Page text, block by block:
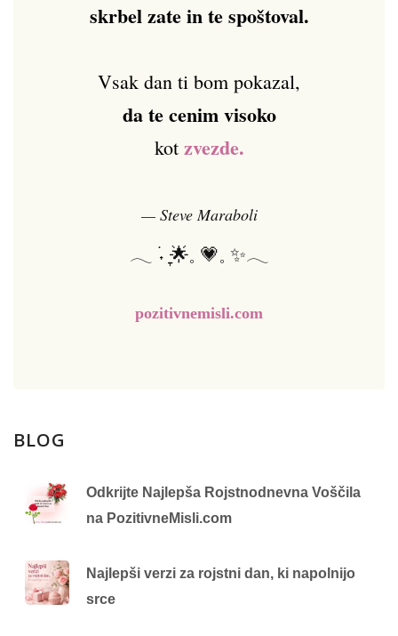
skrbel zate in te spoštoval.
Vsak dan ti bom pokazal,
da te cenim visoko
kot zvezde.
— Steve Maraboli
𓂃 ࣪˖ ִֶָ🌟𓈒 💗𓈒 ✨𓂃
pozitivnemisli.com
BLOG
Odkrijte Najlepša Rojstnodnevna Voščila
na PozitivneMisli.com
Najlepši verzi za rojstni dan, ki napolnijo
srce